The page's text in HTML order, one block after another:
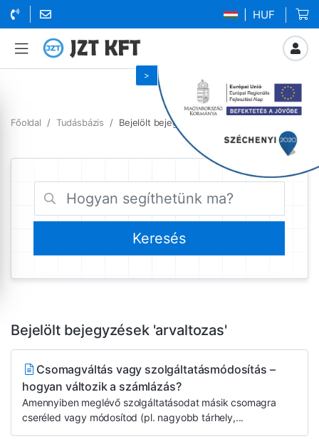
| HUF
Főoldal Tudásbázis Bejelölt bejegyzések arvaltozas
Bejelölt bejegyzések 'arvaltozas'
Csomagváltás vagy szolgáltatásmódosítás –
hogyan változik a számlázás?
Amennyiben meglévő szolgáltatásodat másik csomagra
cseréled vagy módosítod (pl. nagyobb tárhely,...